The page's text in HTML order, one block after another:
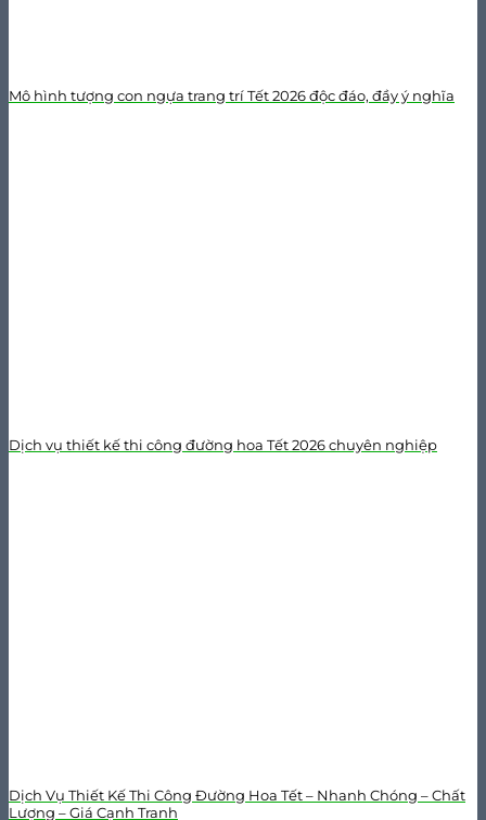
Mô hình tượng con ngựa trang trí Tết 2026 độc đáo, đầy ý nghĩa
Dịch vụ thiết kế thi công đường hoa Tết 2026 chuyên nghiệp
Dịch Vụ Thiết Kế Thi Công Đường Hoa Tết – Nhanh Chóng – Chất
Lượng – Giá Cạnh Tranh